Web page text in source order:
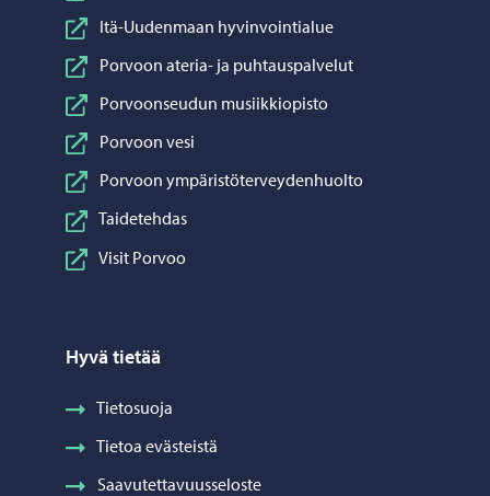
Itä-Uudenmaan hyvinvointialue
Porvoon ateria- ja puhtauspalvelut
Porvoonseudun musiikkiopisto
Porvoon vesi
Porvoon ympäristöterveydenhuolto
Taidetehdas
Visit Porvoo
Hyvä tietää
Tietosuoja
Tietoa evästeistä
Saavutettavuusseloste